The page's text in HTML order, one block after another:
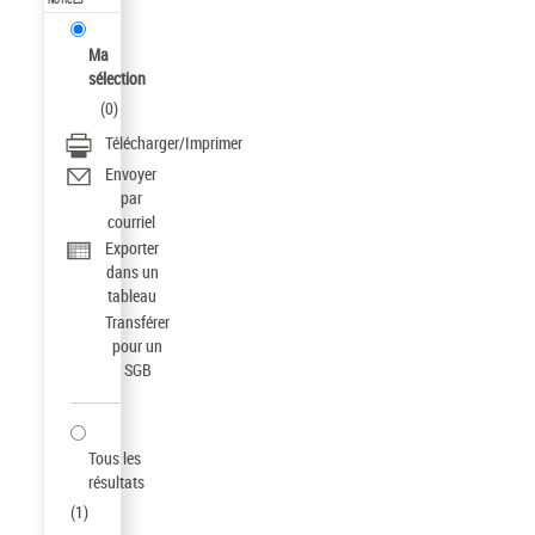
Ma
sélection
(0)
Télécharger/Imprimer
Envoyer
par
courriel
Exporter
dans un
tableau
Transférer
pour un
SGB
Tous les
résultats
(1)